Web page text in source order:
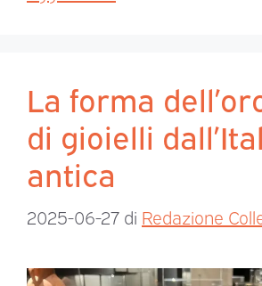
La forma
di gioielli
antica
2025-06-27 di Redazione